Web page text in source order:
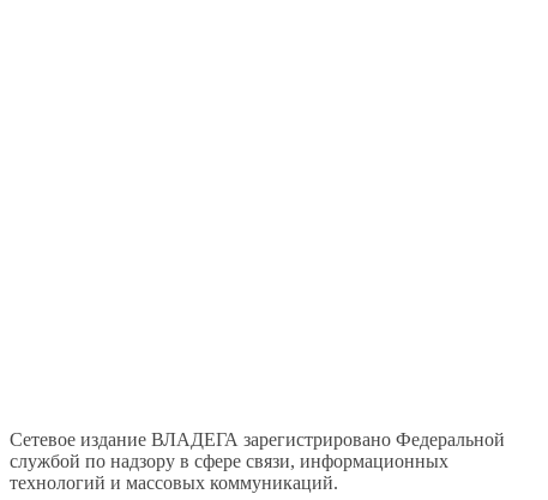
Сетевое издание ВЛАДЕГА зарегистрировано Федеральной
службой по надзору в сфере связи, информационных
технологий и массовых коммуникаций.